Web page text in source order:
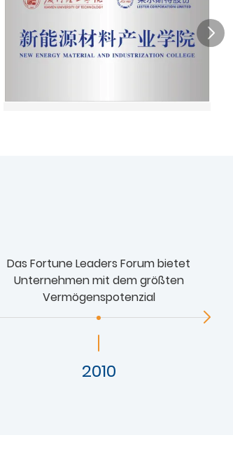
2010
Das Fortune Leaders Forum bietet
Unternehmen mit dem größten
Vermögenspotenzial